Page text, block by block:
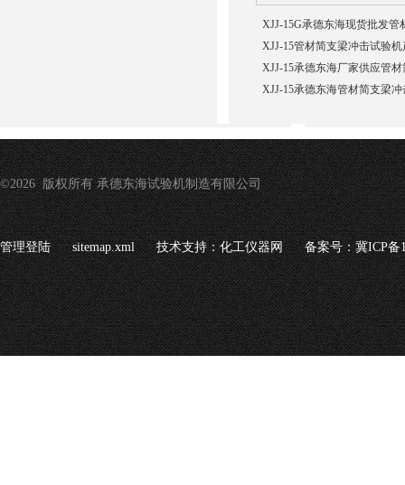
XJJ-15G承德东海现货批发管
XJJ-15管材简支梁冲击试验
XJJ-15承德东海厂家供应管
XJJ-15承德东海管材简支梁
©2026 版权所有 承德东海试验机制造有限公司
管理登陆 sitemap.xml 技术支持：化工仪器网 备案号：冀ICP备